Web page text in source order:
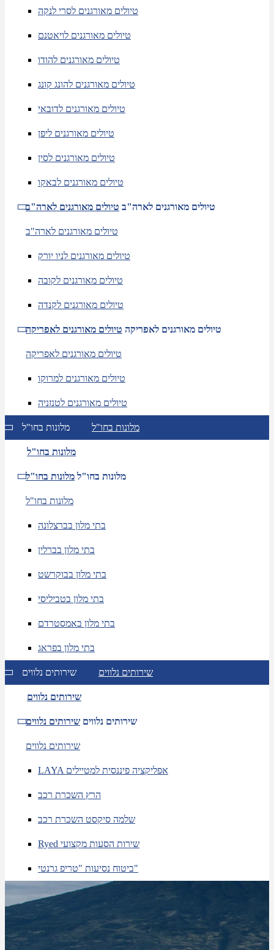
טיולים מאורגנים לסרי לנקה
טיולים מאורגנים לויאטנם
טיולים מאורגנים להודו
טיולים מאורגנים להונג קונג
טיולים מאורגנים לדובאי
טיולים מאורגנים ליפן
טיולים מאורגנים לסין
טיולים מאורגנים לבאקו
טיולים מאורגנים לארה"ב טיולים מאורגנים לארה"ב
טיולים מאורגנים לארה"ב
טיולים מאורגנים לניו יורק
טיולים מאורגנים לקובה
טיולים מאורגנים לקנדה
טיולים מאורגנים לאפריקה טיולים מאורגנים לאפריקה
טיולים מאורגנים לאפריקה
טיולים מאורגנים למרוקו
טיולים מאורגנים לטנזניה
מלונות בחו"ל מלונות בחו"ל
מלונות בחו"ל
מלונות בחו"ל מלונות בחו"ל
מלונות בחו"ל
בתי מלון בברצלונה
בתי מלון בברלין
בתי מלון בבוקרשט
בתי מלון בטביליסי
בתי מלון באמסטרדם
בתי מלון בפראג
שירותים נלווים שירותים נלווים
שירותים נלווים
שירותים נלווים שירותים נלווים
שירותים נלווים
LAYA אפליקציה פיננסית למטיילים
הרץ השכרת רכב
שלמה סיקסט השכרת רכב
Ryed שירות הסעות מקצועי
ביטוח נסיעות "טריפ גרנטי"